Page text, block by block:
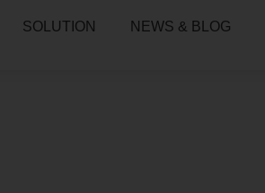
SOLUTION NEWS & BLOG